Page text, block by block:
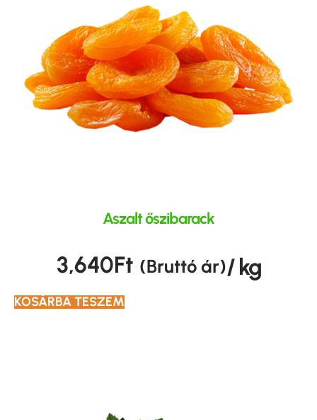
Aszalt őszibarack
3,640Ft (Bruttó ár)/ kg
KOSÁRBA TESZEM